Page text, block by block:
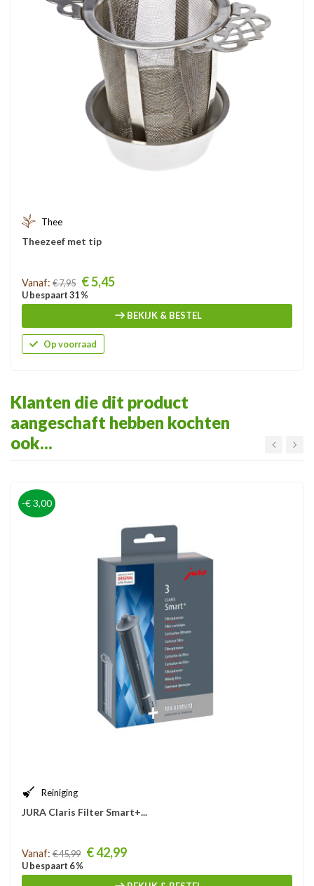
Thee
Theezeef met tip
Prijs
Vanaf: € 7,95 € 5,45
U bespaart 31 %
BEKIJK & BESTEL
Op voorraad
Klanten die dit product
aangeschaft hebben kochten
ook...
-€ 3,00
Reiniging
JURA Claris Filter Smart+...
Prijs
Vanaf: € 45,99 € 42,99
U bespaart 6 %